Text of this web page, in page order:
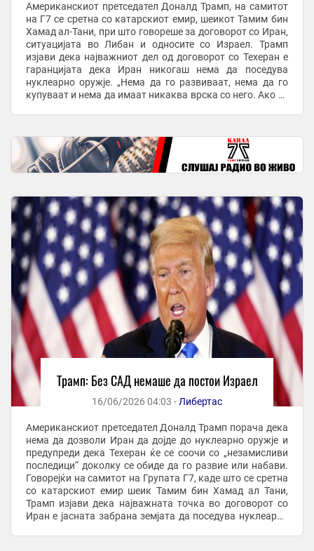
Американскиот претседател Доналд Трамп, на самитот
на Г7 се сретна со катарскиот емир, шеикот Тамим бин
Хамад ал-Тани, при што говореше за договорот со Иран,
ситуацијата во Либан и односите со Израел. Трамп
изјави дека најважниот дел од договорот со Техеран е
гаранцијата дека Иран никогаш нема да поседува
нуклеарно оружје. „Нема да го развиваат, нема да го
купуваат и нема да имаат никаква врска со него. Ако го
Трамп: Без САД немаше да постои Израел
16/06/2026 04:03 - Либертас
Американскиот претседател Доналд Трамп порача дека
нема да дозволи Иран да дојде до нуклеарно оружје и
предупреди дека Техеран ќе се соочи со „незамисливи
последици“ доколку се обиде да го развие или набави.
Говорејќи на самитот на Групата Г7, каде што се сретна
со катарскиот емир шеик Тамим бин Хамад ал Тани,
Трамп изјави дека најважната точка во договорот со
Иран е јасната забрана земјата да поседува нуклеарно